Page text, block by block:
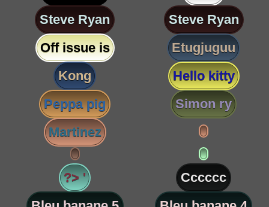
Steve Ryan
Steve Ryan
Off issue is
Etugjuguu
Kong
Hello kitty
Peppa pig
Simon ry
Martinez
?> '
Cccccc